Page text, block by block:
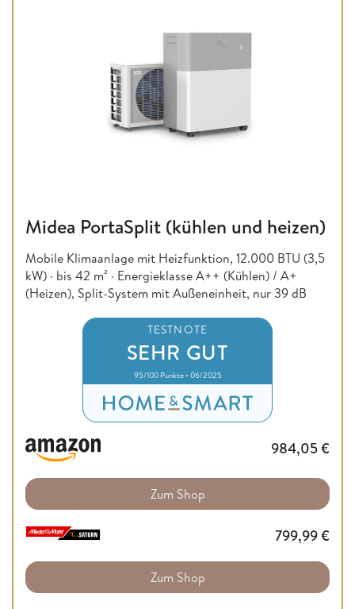
Midea PortaSplit (kühlen und heizen)
Mobile Klimaanlage mit Heizfunktion, 12.000 BTU (3,5
kW) · bis 42 m² · Energieklasse A++ (Kühlen) / A+
(Heizen), Split-System mit Außeneinheit, nur 39 dB
TESTNOTE
SEHR GUT
95/100 Punkte • 06/2025
984,05€
Zum Shop
799,99€
Zum Shop